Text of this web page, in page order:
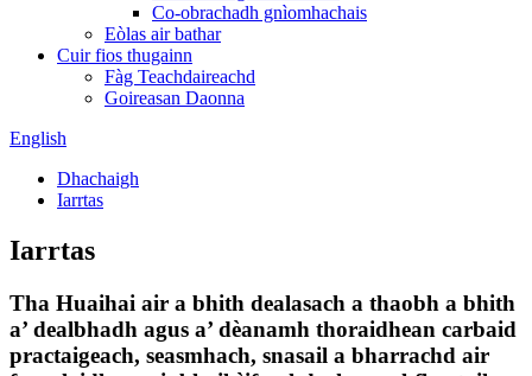
Co-obrachadh gnìomhachais
Eòlas air bathar
Cuir fios thugainn
Fàg Teachdaireachd
Goireasan Daonna
English
Dhachaigh
Iarrtas
Iarrtas
Tha Huaihai air a bhith dealasach a thaobh a bhith
a’ dealbhadh agus a’ dèanamh thoraidhean carbaid
practaigeach, seasmhach, snasail a bharrachd air